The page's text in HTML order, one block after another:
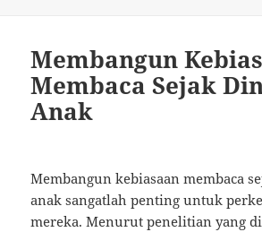
Membangun
Membaca Sejak
Anak
Membangun kebiasaan membaca
anak sangatlah penting untuk
mereka. Menurut penelitian yang